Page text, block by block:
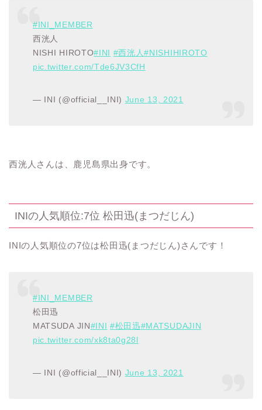
#INI_MEMBER
西洸人
NISHI HIROTO#INI #西洸人#NISHIHIROTO
pic.twitter.com/Tde6JV3CfH
— INI (@official__INI) June 13, 2021
西洸人さんは、鹿児島県出身です。
INIの人気順位:7位 松田迅(まつだじん)
INIの人気順位の7位は松田迅(まつだじん)さんです！
#INI_MEMBER
松田迅
MATSUDA JIN #INI #松田迅#MATSUDAJIN
pic.twitter.com/xk8ta0g28l
— INI (@official__INI) June 13, 2021